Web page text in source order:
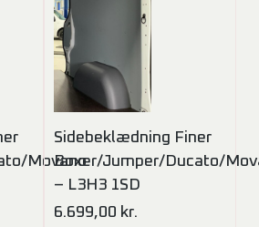
Movano
Sidebeklædning Finer
Boxer/Jumper/Ducato/
– L3H3 1SD
6.699,00 kr.